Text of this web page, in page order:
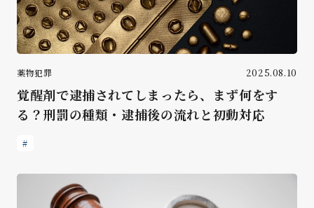
薬物犯罪 2025.08.10
覚醒剤で逮捕されてしまったら、まず何をす
る？刑罰の種類・逮捕後の流れと初動対応